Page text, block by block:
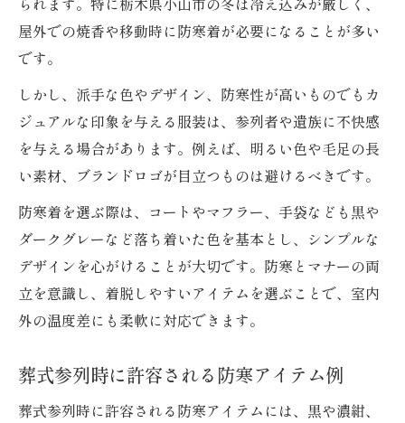
屋外での焼香や移動時に防寒着が必要になることが多い
です。
しかし、派手な色やデザイン、防寒性が高いものでもカ
ジュアルな印象を与える服装は、参列者や遺族に不快感
を与える場合があります。例えば、明るい色や毛足の長
い素材、ブランドロゴが目立つものは避けるべきです。
防寒着を選ぶ際は、コートやマフラー、手袋なども黒や
ダークグレーなど落ち着いた色を基本とし、シンプルな
デザインを心がけることが大切です。防寒とマナーの両
立を意識し、着脱しやすいアイテムを選ぶことで、室内
外の温度差にも柔軟に対応できます。
葬式参列時に許容される防寒アイテム例
葬式参列時に許容される防寒アイテムには、黒や濃紺、